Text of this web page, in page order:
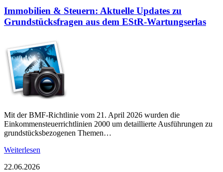
Immobilien & Steuern: Aktuelle Updates zu
Grundstücksfragen aus dem EStR-Wartungserlas
Mit der BMF-Richtlinie vom 21. April 2026 wurden die
Einkommensteuerrichtlinien 2000 um detaillierte Ausführungen zu
grundstücksbezogenen Themen…
Weiterlesen
22.06.2026